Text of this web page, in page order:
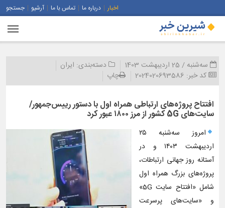
اخبار درباره ما تماس با ما آرشیو جستجو
سه‌شنبه / 25 اردیبهشت 1403 دسته‌بندی: ایران
کد خبر: 2024020693586 چاپ
افتتاح پروژه‌های ارتباطی همراه اول با دستور رییس‌جمهور/
سایت‌های 5G کشور از مرز ۱۸۰۰ عبور کرد
امروز سه‌شنبه ۲۵
اردیبهشت ۱۴۰۳ و در
آستانه روز جهانی ارتباطات،
پروژه‌های بزرگ همراه اول
شامل «افتتاح سایت 5G»
و «سایت‌های پرسرعت